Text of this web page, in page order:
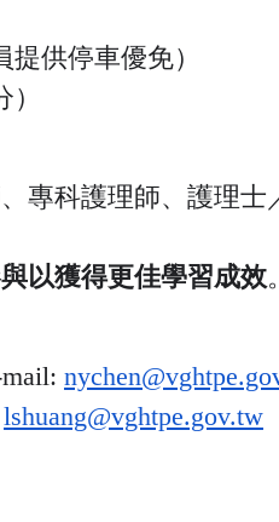
供停車優免）
專科護理師、護理士
以獲得更佳學習成效。
mail:
lshuang@vghtpe.gov.tw